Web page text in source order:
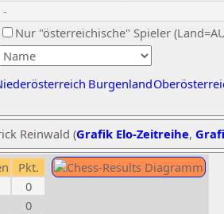
Nur "österreichische" Spieler
Burgenland
Reinwald (Grafik Elo-Zeitreihe,
Pkt.
0
0